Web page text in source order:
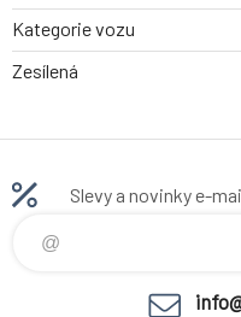
Kategorie vozu
Zesílená
Slevy a novinky e-